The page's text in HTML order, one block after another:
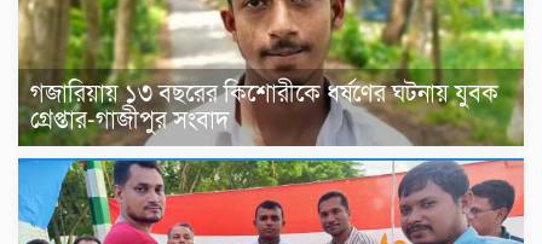
গজারিয়ায় ১৩ বছরের কিশোরীকে ধর্ষণের ঘটনায় যুবক
গ্রেপ্তার-গাজীপুর সংবাদ